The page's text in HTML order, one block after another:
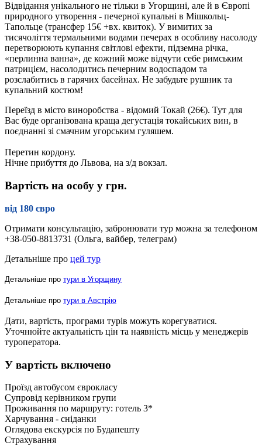
Відвідання унікального не тільки в Угорщині, але й в Європі
природного утворення - печерної купальні в Мішкольц-
Тапольце (трансфер 15€ +вх. квиток). У вимитих за
тисячоліття термальними водами печерах в особливу насолоду
перетворюють купання світлові ефекти, підземна річка,
«перлинна ванна», де кожний може відчути себе римським
патрицієм, насолодитись печерним водоспадом та
розслабитись в гарячих басейнах. Не забудьте рушник та
купальний костюм!
Переїзд в місто виноробства - відомий Токай (26€). Тут для
Вас буде організована краща дегустація токайських вин, в
поєднанні зі смачним угорським гуляшем.
Перетин кордону.
Нічне прибуття до Львова, на з/д вокзал.
Вартість на особу у грн.
від 180 євро
Отримати консультацію, забронювати тур можна за телефоном
+38-050-8813731 (Ольга, вайбер, телеграм)
Детальніше про цей тур
Детальніше про тури в Угорщину
Детальніше про тури в Австрію
Дати, вартість, програми турів можуть корегуватися.
Уточнюйте актуальність цін та наявність місць у менеджерів
туроператора.
У вартість включено
Проїзд автобусом єврокласу
Супровід керівником групи
Проживання по маршруту: готель 3*
Харчування - сніданки
Оглядова екскурсія по Будапешту
Страхування